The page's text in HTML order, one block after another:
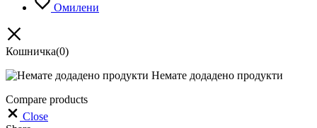
Омилени
Кошничка(0)
Немате додадено продукти
Compare products
Close